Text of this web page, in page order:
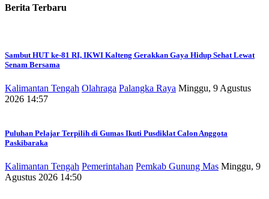
Berita Terbaru
Sambut HUT ke-81 RI, IKWI Kalteng Gerakkan Gaya Hidup Sehat Lewat
Senam Bersama
Kalimantan Tengah Olahraga Palangka Raya Minggu, 9 Agustus
2026 14:57
Puluhan Pelajar Terpilih di Gumas Ikuti Pusdiklat Calon Anggota
Paskibaraka
Kalimantan Tengah Pemerintahan Pemkab Gunung Mas Minggu, 9
Agustus 2026 14:50